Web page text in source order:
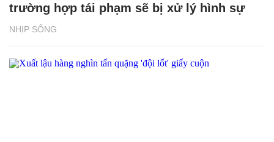
NHỊP SỐNG
trường hợp tái phạm sẽ bị xử lý hình sự